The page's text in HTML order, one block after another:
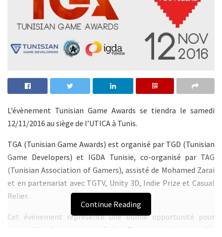
L’évènement Tunisian Game Awards se tiendra le samedi
12/11/2016 au siège de l’UTICA à Tunis.
TGA (Tunisian Game Awards) est organisé par TGD (Tunisian
Game Developers) et IGDA Tunisie, co-organisé par TAG
(Tunisian Association of Gamers), assisté de Mohamed Zarai
et en partenariat avec TGTV, Unity 3D, Indie Prize et Casual
Relier.
Cet événement représente une bonne opportunité pour
rassembler la communauté des Gamers tunisiens et les
Continue Reading